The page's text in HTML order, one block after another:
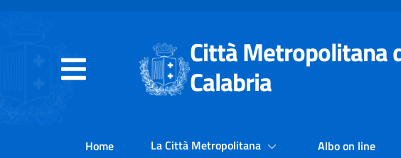
Città Metropolitana
Calabria
Home La Città Metropolitana Albo on line